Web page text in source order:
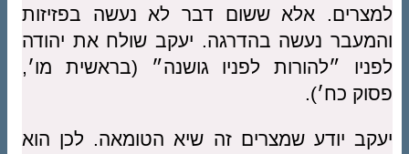
למצרים. אלא ששום דבר לא נעשה בפזיזות
והמעבר נעשה בהדרגה. יעקב שולח את יהודה
לפניו ״להורות לפניו גושנה״ (בראשית מו׳,
פסוק כח׳).
יעקב יודע שמצרים זה שיא הטומאה. לכן הוא